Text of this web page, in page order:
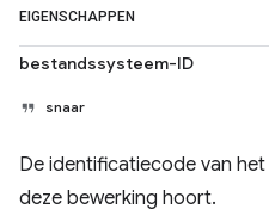
EIGENSCHAPPEN
bestandssysteem-ID
snaar
De identificatiecode van
deze bewerking hoort.